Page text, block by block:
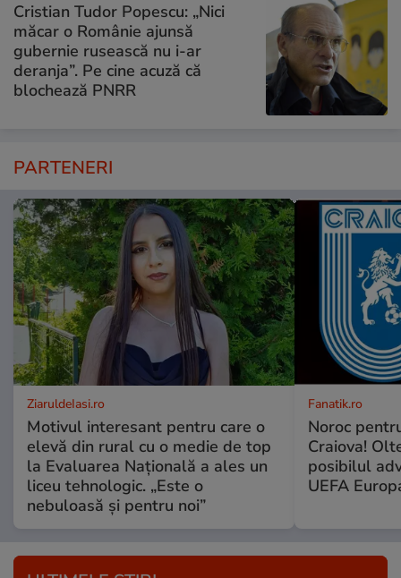
Cristian Tudor Popescu: „Nici
măcar o Românie ajunsă
gubernie rusească nu i-ar
deranja”. Pe cine acuză că
blochează PNRR
PARTENERI
ZiaruldeIasi.ro
Motivul interesant pentru care o
elevă din rural cu o medie de top
la Evaluarea Națională a ales un
liceu tehnologic. „Este o
nebuloasă și pentru noi”
Fanatik.ro
Noroc
Craiova!
posibilul
UEFA